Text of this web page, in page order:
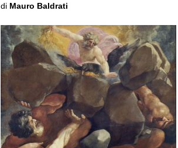
di Mauro Baldrati